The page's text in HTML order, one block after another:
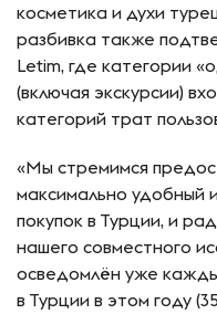
косметика и духи
разбивка также
Letim, где категории
(включая экскурсии)
категорий трат
«Мы стремимся
максимально удобный
покупок в Турции, и
нашего совместного
осведомлён уже
в Турции в этом году